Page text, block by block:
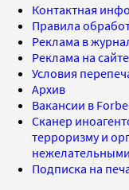
Контактная
Правила
Реклама в
Реклама на сайте
Условия
Архив
Вакансии в
Сканер
терроризму и
нежелательными
Подписка на